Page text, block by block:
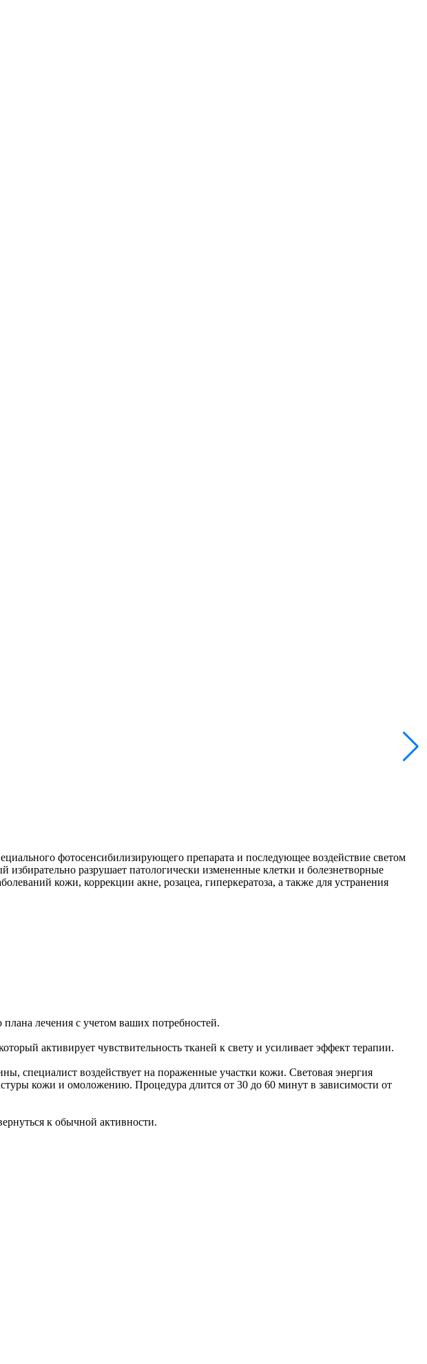
фотосенсибилизирующего препарата и последующее воздействие светом
разрушает патологически измененные клетки и болезнетворные
кожи, коррекции акне, розацеа, гиперкератоза, а также для устранения
лечения с учетом ваших потребностей.
активирует чувствительность тканей к свету и усиливает эффект терапии.
специалист воздействует на пораженные участки кожи. Световая энергия
кожи и омоложению. Процедура длится от 30 до 60 минут в зависимости от
к обычной активности.